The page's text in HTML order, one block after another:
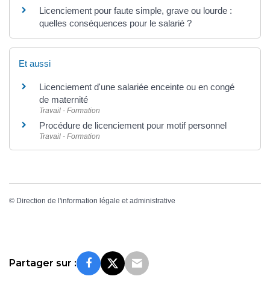
Licenciement pour faute simple, grave ou lourde :
quelles conséquences pour le salarié ?
Et aussi
Licenciement d'une salariée enceinte ou en congé
de maternité
Travail - Formation
Procédure de licenciement pour motif personnel
Travail - Formation
© Direction de l'information légale et administrative
Partager sur :